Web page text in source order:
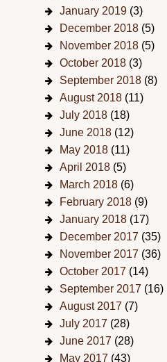
January 2019 (3)
December 2018 (5)
November 2018 (5)
October 2018 (3)
September 2018 (8)
August 2018 (11)
July 2018 (18)
June 2018 (12)
May 2018 (11)
April 2018 (5)
March 2018 (6)
February 2018 (9)
January 2018 (17)
December 2017 (35)
November 2017 (36)
October 2017 (14)
September 2017 (16)
August 2017 (7)
July 2017 (28)
June 2017 (28)
May 2017 (43)